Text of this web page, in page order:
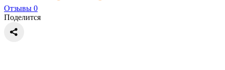
Отзывы 0
Поделится